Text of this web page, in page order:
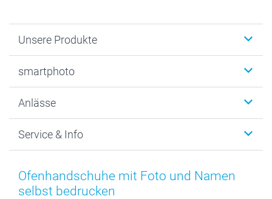
Unsere Produkte
Fotogeschenke
MyNameBook
Fotoabzüge, Fotos als Buch & Poster
Zubehör & Material
Foto-Kalender & Agenden
smartphoto
Warum smartphoto
Datenschutz
AGB
Impressum
Anlässe
Neujahr
Muttertag
Vatertag
Service & Info
Anmelden /Registrieren
Preise und Versandkosten
Ofenhandschuhe mit Foto und Namen
selbst bedrucken